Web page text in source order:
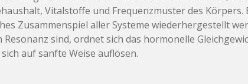
Vitalstoffe und Frequenzmuster des Körpers.
Zusammenspiel aller Systeme wiederhergestellt
sind, ordnet sich das hormonelle
auf sanfte Weise auflösen.